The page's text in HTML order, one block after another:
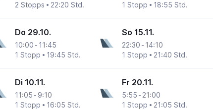
2 Stopps
22:20 Std.
1 Stopp
18:55 Std.
Do 29.10.
10:00 - 11:45
1 Stopp
19:45 Std.
So 15.11.
22:30 - 14:10
1 Stopp
21:40 Std.
Di 10.11.
11:05 - 9:10
1 Stopp
16:05 Std.
Fr 20.11.
5:55 - 21:00
1 Stopp
21:05 Std.